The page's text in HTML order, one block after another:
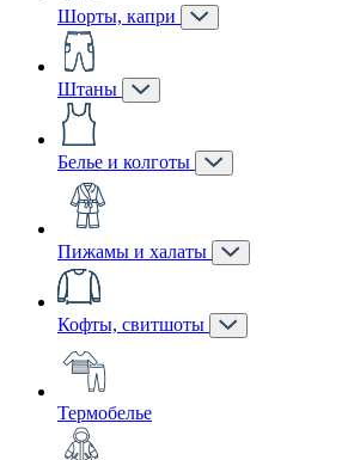
Шорты, капри
Штаны
Белье и колготы
Пижамы и халаты
Кофты, свитшоты
Термобелье